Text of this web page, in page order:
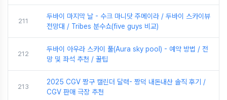
211
두바이 마지막 날 - 수크 마니닷 주메이라 / 두바이 스카이뷰
전망대 / Tribes 분수쇼(five guys 비교)
212
두바이 아우라 스카이 풀(Aura sky pool) - 예약 방법 / 전
망 및 좌석 추천 / 꿀팁
213
2025 CGV 짱구 캘린더 달력- 짱덕 내돈내산 솔직 후기 /
CGV 판매 극장 추천